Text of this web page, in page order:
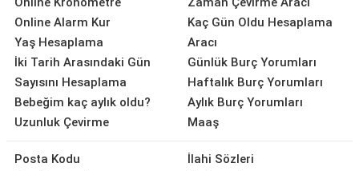
Online Alarm Kur
Yaş Hesaplama
İki Tarih Arasındaki Gün
Sayısını Hesaplama
Bebeğim kaç aylık oldu?
Uzunluk Çevirme
Kaç Gün Oldu Hesaplama
Aracı
Günlük Burç Yorumları
Haftalık Burç Yorumları
Aylık Burç Yorumları
Maaş
Posta Kodu
İlahi Sözleri